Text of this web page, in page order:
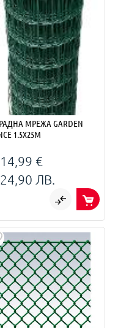
МРЕЖА GARDEN
1.5X25M
€
ЛВ.